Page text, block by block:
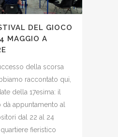
DEL GIOCO
MAGGIO A
della scorsa
raccontato qui,
della 17esima: il
appuntamento al
dal 22 al 24
fieristico